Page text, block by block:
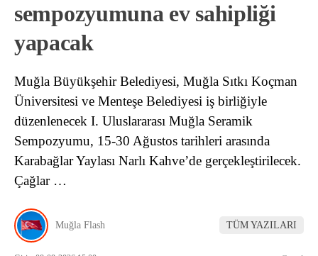
sempozyumuna ev sahipliği
yapacak
Muğla Büyükşehir Belediyesi, Muğla Sıtkı Koçman
Üniversitesi ve Menteşe Belediyesi iş birliğiyle
düzenlenecek I. Uluslararası Muğla Seramik
Sempozyumu, 15-30 Ağustos tarihleri arasında
Karabağlar Yaylası Narlı Kahve’de gerçekleştirilecek.
Çağlar …
Muğla Flash TÜM YAZILARI